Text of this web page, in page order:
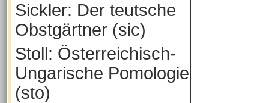
Sickler: Der teutsche
Obstgärtner (sic)
Stoll: Österreichisch-
Ungarische Pomologie
(sto)